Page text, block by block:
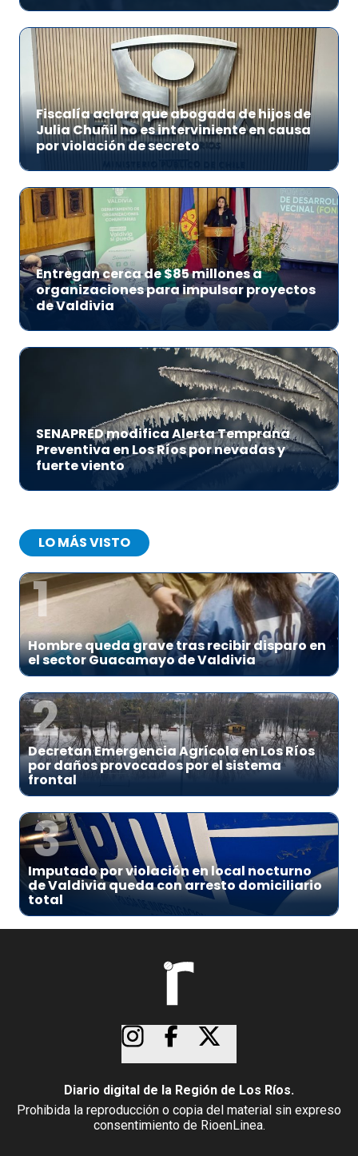
Fiscalía aclara que abogada de hijos de
Julia Chuñil no es interviniente en causa
por violación de secreto
Entregan cerca de $85 millones a
organizaciones para impulsar proyectos
de Valdivia
SENAPRED modifica Alerta Temprana
Preventiva en Los Ríos por nevadas y
fuerte viento
LO MÁS VISTO
1
Hombre queda grave tras recibir disparo en
el sector Guacamayo de Valdivia
2
Decretan Emergencia Agrícola en Los Ríos
por daños provocados por el sistema
frontal
3
Imputado por violación en local nocturno
de Valdivia queda con arresto domiciliario
total
Diario digital de la Región de Los Ríos.
Prohibida la reproducción o copia del material sin expreso
consentimiento de RioenLinea.